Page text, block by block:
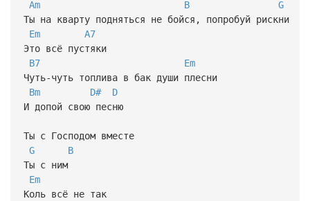
Am
B
G
Ты на кварту подняться не бойся, попробуй рискни
Em
A7
Это всё пустяки
B7
Em
Чуть-чуть топлива в бак души плесни
Bm
D#
D
И допой свою песню
Ты с Господом вместе
G
B
Ты с ним
Em
Коль всё не так